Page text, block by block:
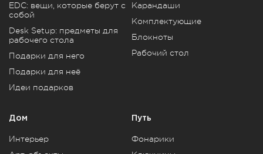
EDC: вещи, которые берут с
собой
Desk Setup: предметы для
рабочего стола
Подарки для него
Подарки для неё
Идеи подарков
Карандаши
Комплектующие
Блокноты
Рабочий стол
Дом
Интерьер
Путь
Фонарики